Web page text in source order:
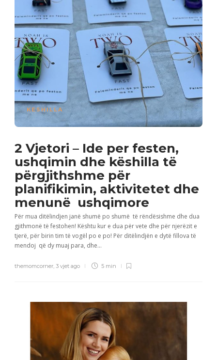
KESHILLA
2 Vjetori – Ide per festen,
ushqimin dhe këshilla të
përgjithshme për
planifikimin, aktivitetet dhe
menunë ushqimore
Për mua ditëlindjen janë shumë po shumë të rëndësishme dhe dua
gjithmonë të festohen! Kështu kur e dua për vete dhe për njerëzit e
tjerë, për birin tim të vogël po e po! Për ditëlindjën e dytë fillova të
mendoj që dy muaj para, dhe...
themomcorner, 3 vjet ago 5 min